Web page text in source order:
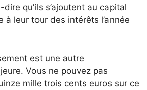
qu’ils s’ajoutent au capital
à leur tour des intérêts l’année
est une autre
Vous ne pouvez pas
mille trois cents euros sur ce